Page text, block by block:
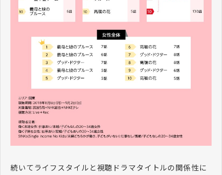
続いてライフスタイルと視聴ドラマタイトルの関係性に